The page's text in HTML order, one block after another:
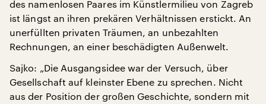
des namenlosen Paares im Künstlermilieu von Zagreb
ist längst an ihren prekären Verhältnissen erstickt. An
unerfüllten privaten Träumen, an unbezahlten
Rechnungen, an einer beschädigten Außenwelt.
Sajko: „Die Ausgangsidee war der Versuch, über
Gesellschaft auf kleinster Ebene zu sprechen. Nicht
aus der Position der großen Geschichte, sondern mit